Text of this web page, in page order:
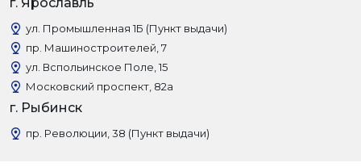
ул. Промышленная 1Б (Пункт выдачи)
пр. Машиностроителей, 7
ул. Вспольинское Поле, 15
Московский проспект, 82а
г. Рыбинск
пр. Революции, 38 (Пункт выдачи)